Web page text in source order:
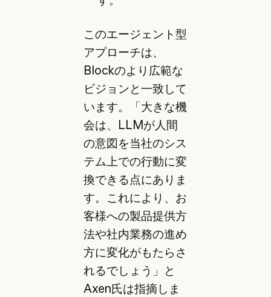
このエージェント型
アプローチは、
Blockのより広範な
ビジョンと一致して
います。「大きな機
会は、LLMが人間
の意図を当社のシス
テム上での行動に変
換できる点にありま
す。これにより、お
客様への製品提供方
法や社内業務の進め
方に変化がもたらさ
れるでしょう」と
Axen氏は指摘しま